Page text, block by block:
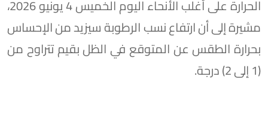
الحرارة على أغلب الأنحاء اليوم الخميس 4 يونيو 2026،
مشيرة إلى أن ارتفاع نسب الرطوبة سيزيد من الإحساس
بحرارة الطقس عن المتوقع في الظل بقيم تتراوح من
(1 إلى 2) درجة.